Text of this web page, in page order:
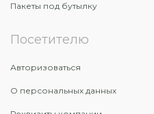
Пакеты под бутылку
Посетителю
Авторизоваться
О персональных данных